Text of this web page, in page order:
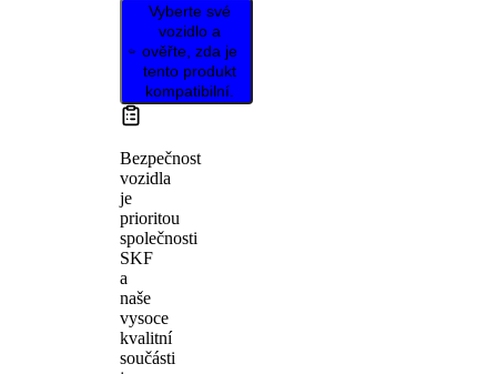
Vyberte své
vozidlo a
ověřte, zda je
tento produkt
kompatibilní.
Bezpečnost
vozidla
je
prioritou
společnosti
SKF
a
naše
vysoce
kvalitní
součásti